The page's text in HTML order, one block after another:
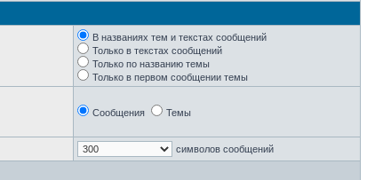
В названиях тем и текстах сообщений
Только в текстах сообщений
Только по названию темы
Только в первом сообщении темы
Сообщения Темы
символов сообщений